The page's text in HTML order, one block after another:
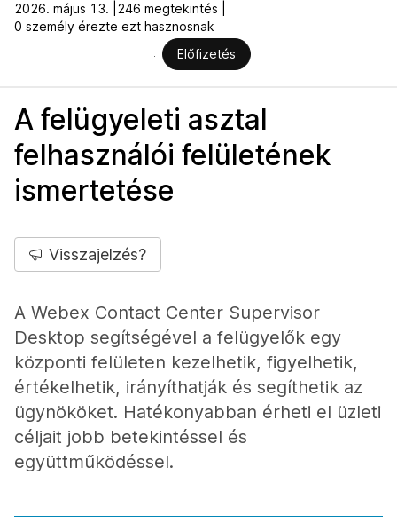
2026. május 13. |
246 megtekintés |
0 személy érezte ezt hasznosnak
Előfizetés
A felügyeleti asztal
felhasználói felületének
ismertetése
Visszajelzés?
A Webex Contact Center Supervisor
Desktop segítségével a felügyelők egy
központi felületen kezelhetik, figyelhetik,
értékelhetik, irányíthatják és segíthetik az
ügynököket. Hatékonyabban érheti el üzleti
céljait jobb betekintéssel és
együttműködéssel.